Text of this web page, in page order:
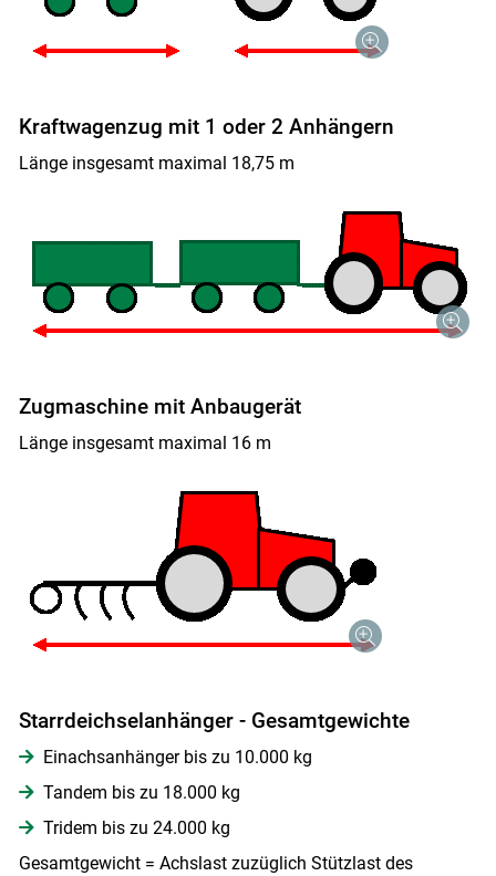
Skip to main content
Kraftwagenzug mit 1 oder 2 Anhängern
Länge insgesamt maximal 18,75 m
Zugmaschine mit Anbaugerät
Länge insgesamt maximal 16 m
Starrdeichselanhänger - Gesamtgewichte
Einachsanhänger bis zu 10.000 kg
Tandem bis zu 18.000 kg
Tridem bis zu 24.000 kg
Gesamtgewicht = Achslast zuzüglich Stützlast des